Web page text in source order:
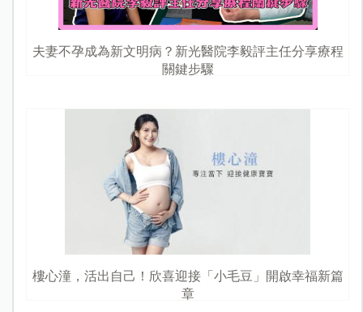
夫妻不孕成為新文明病？新光醫院李毅評主任分享療程
關鍵步驟
樓心潼，活出自己！欣喜迎接「小毛豆」開啟幸福新篇
章